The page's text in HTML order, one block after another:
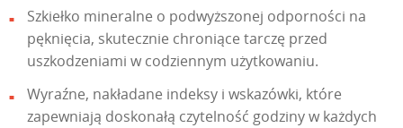
Szkiełko mineralne o podwyższonej odporności na
pęknięcia, skutecznie chroniące tarczę przed
uszkodzeniami w codziennym użytkowaniu.
Wyraźne, nakładane indeksy i wskazówki, które
zapewniają doskonałą czytelność godziny w każdych